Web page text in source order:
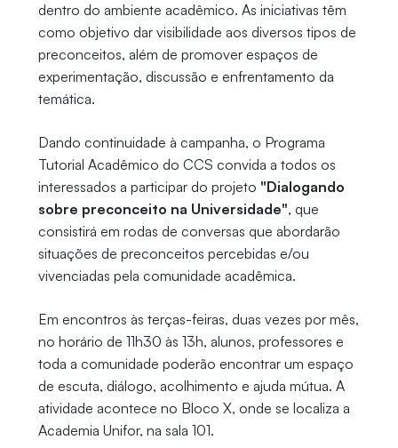
dentro do ambiente acadêmico. As iniciativas têm
como objetivo dar visibilidade aos diversos tipos de
preconceitos, além de promover espaços de
experimentação, discussão e enfrentamento da
temática.
Dando continuidade à campanha, o Programa
Tutorial Acadêmico do CCS convida a todos os
interessados a participar do projeto "Dialogando
sobre preconceito na Universidade", que
consistirá em rodas de conversas que abordarão
situações de preconceitos percebidas e/ou
vivenciadas pela comunidade acadêmica.
Em encontros às terças-feiras, duas vezes por mês,
no horário de 11h30 às 13h, alunos, professores e
toda a comunidade poderão encontrar um espaço
de escuta, diálogo, acolhimento e ajuda mútua. A
atividade acontece no Bloco X, onde se localiza a
Academia Unifor, na sala 101.